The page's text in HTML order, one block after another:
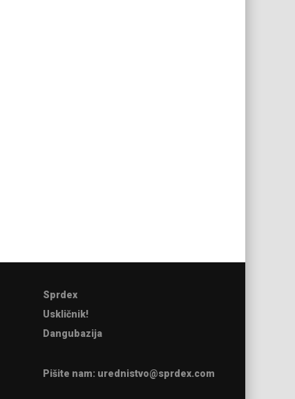
Sprdex
Uskličnik!
Dangubazija
Pišite nam: urednistvo@sprdex.com